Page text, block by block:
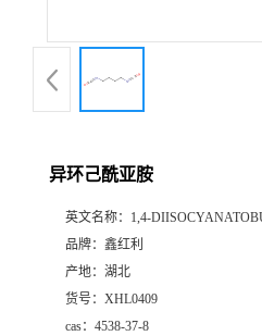
异环己酰亚胺
英文名称： 1,4-
品牌： 鑫红利
产地： 湖北
货号： XHL0409
cas： 4538-37-8